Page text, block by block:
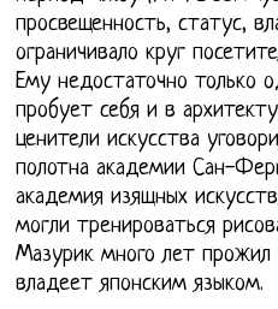
просвещенность, статус,
ограничивало круг
Ему недостаточно только
пробует себя и в
ценители искусства
полотна академии Сан-
академия изящных
могли тренироваться
Мазурик много лет
владеет японским языком.